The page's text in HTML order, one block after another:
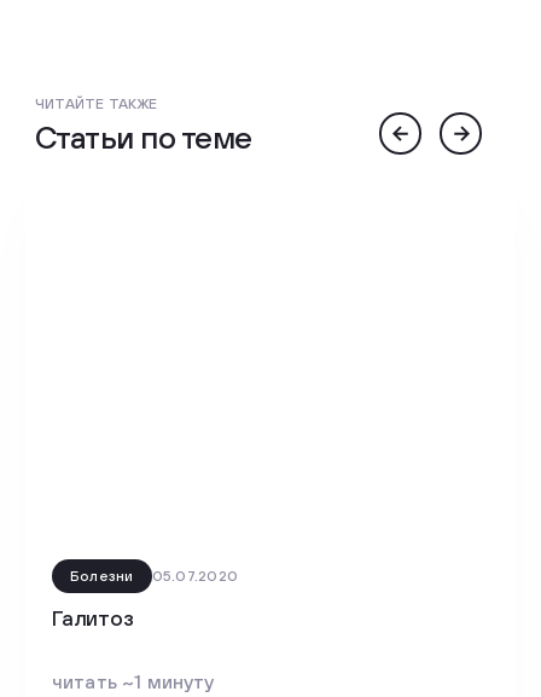
ЧИТАЙТЕ ТАКЖЕ
Статьи по теме
Болезни 05.07.2020
Галитоз
читать ~1 минуту